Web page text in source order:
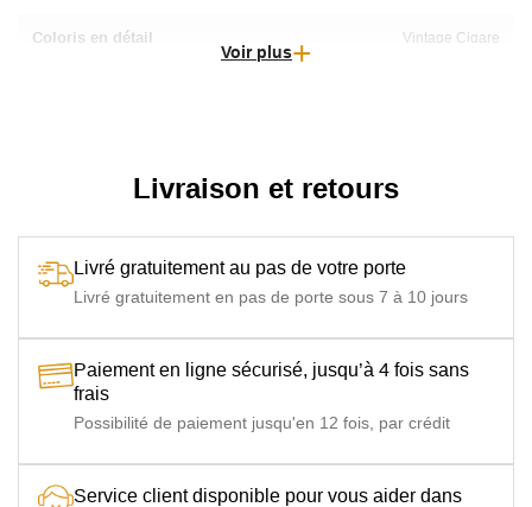
Coloris en détail Vintage Cigare
Voir plus
Livraison et retours
Livré gratuitement au pas de votre porte
Livré gratuitement en pas de porte sous 7 à 10 jours
Paiement en ligne sécurisé, jusqu’à 4 fois sans
frais
Possibilité de paiement jusqu'en 12 fois, par crédit
Service client disponible pour vous aider dans